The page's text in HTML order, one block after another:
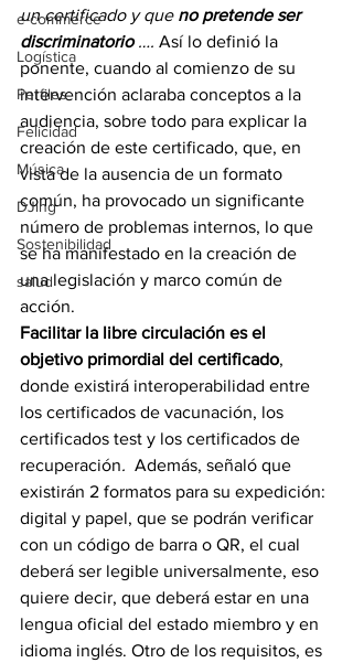
e-commerce
Logística
Perfiles
Felicidad
Música
DJing
Sostenibilidad
salud
un certificado y que no pretende ser
discriminatorio …. Así lo definió la
ponente, cuando al comienzo de su
intervención aclaraba conceptos a la
audiencia, sobre todo para explicar la
creación de este certificado, que, en
vista de la ausencia de un formato
común, ha provocado un significante
número de problemas internos, lo que
se ha manifestado en la creación de
una legislación y marco común de
acción.
Facilitar la libre circulación es el
objetivo primordial del certificado,
donde existirá interoperabilidad entre
los certificados de vacunación, los
certificados test y los certificados de
recuperación. Además, señaló que
existirán 2 formatos para su expedición:
digital y papel, que se podrán verificar
con un código de barra o QR, el cual
deberá ser legible universalmente, eso
quiere decir, que deberá estar en una
lengua oficial del estado miembro y en
idioma inglés. Otro de los requisitos, es